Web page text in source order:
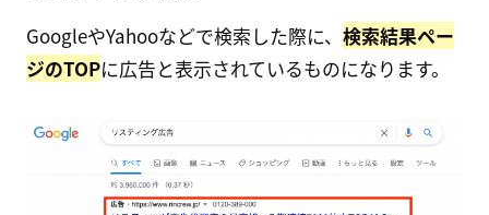
GoogleやYahooなどで検索した際に、 検索結果ペー
ジのTOPに広告と表示されているものになります。